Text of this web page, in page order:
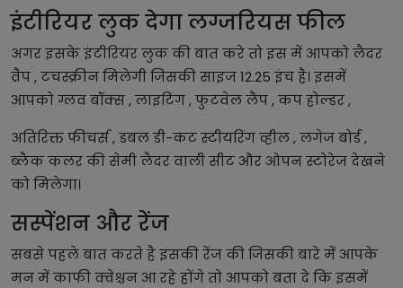
इंटीरियर लुक देगा लग्जरियस फील
अगर इसके इंटीरियर लुक की बात करे तो इस में आपको लैदर
व्रैप , टचस्क्रीन मिलेगी जिसकी साइज 12.25 इंच है। इसमें
आपको ग्लव बॉक्स , लाइटिंग , फुटवेल लैंप , कप होल्डर ,
अतिरिक्त फीचर्स , डबल डी-कट स्टीयरिंग व्हील , लगेज बोर्ड ,
ब्लैक कलर की सेमी लैदर वाली सीट और ओपन स्टोरेज देखने
को मिलेगा।
सस्पेंशन और रेंज
सबसे पहले बात करते है इसकी रेंज की जिसकी बारे में आपके
मन में काफी क्वेश्चन आ रहे होंगे तो आपको बता दे कि इसमें